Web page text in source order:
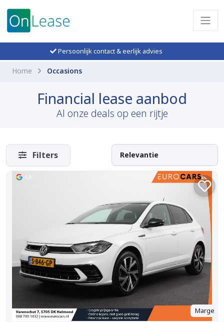
Persoonlijk contact & eerlijk advies
Home Occasions
Financial lease aanbod
Al onze deals op een rijtje
Filters
Marge